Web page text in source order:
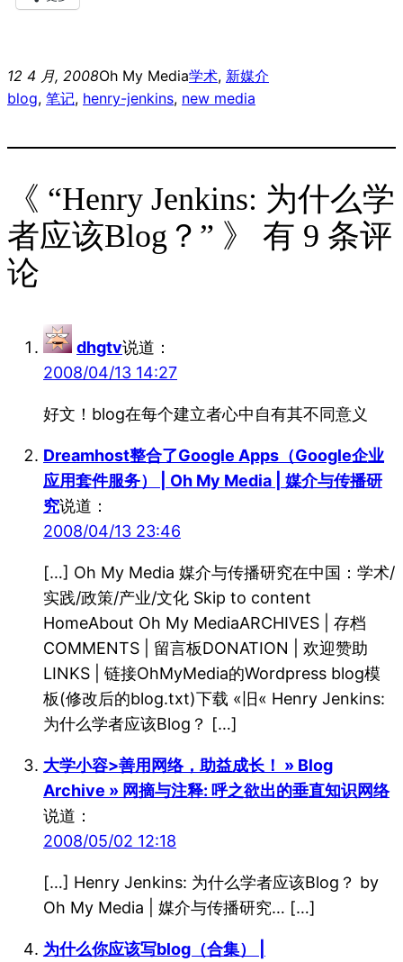
12 4 月, 2008Oh My Media学术, 新媒介
blog, 笔记, henry-jenkins, new media
《 “Henry Jenkins: 为什么学
者应该Blog？” 》 有 9 条评
论
dhgtv说道：
2008/04/13 14:27
好文！blog在每个建立者心中自有其不同意义
Dreamhost整合了Google Apps（Google企业
应用套件服务） | Oh My Media | 媒介与传播研
究说道：
2008/04/13 23:46
[…] Oh My Media 媒介与传播研究在中国：学术/
实践/政策/产业/文化 Skip to content
HomeAbout Oh My MediaARCHIVES | 存档
COMMENTS | 留言板DONATION | 欢迎赞助
LINKS | 链接OhMyMedia的Wordpress blog模
板(修改后的blog.txt)下载 «旧« Henry Jenkins:
为什么学者应该Blog？ […]
大学小容>善用网络，助益成长！ » Blog
Archive » 网摘与注释: 呼之欲出的垂直知识网络
说道：
2008/05/02 12:18
[…] Henry Jenkins: 为什么学者应该Blog？ by
Oh My Media | 媒介与传播研究… […]
为什么你应该写blog（合集） |